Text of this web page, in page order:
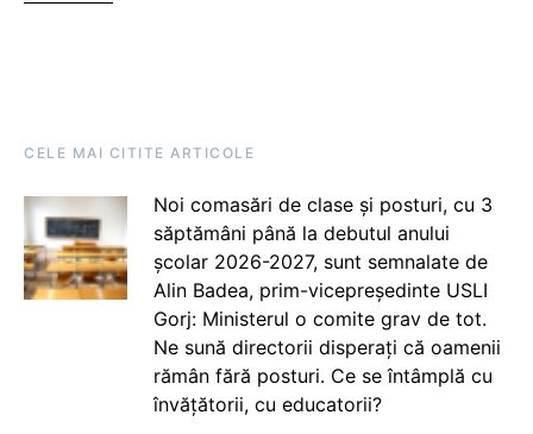
CELE MAI CITITE ARTICOLE
Noi comasări de clase și posturi, cu 3
săptămâni până la debutul anului
școlar 2026-2027, sunt semnalate de
Alin Badea, prim-vicepreședinte USLI
Gorj: Ministerul o comite grav de tot.
Ne sună directorii disperați că oamenii
rămân fără posturi. Ce se întâmplă cu
învățătorii, cu educatorii?